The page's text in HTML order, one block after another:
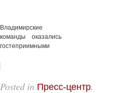
Владимирские
команды оказались
гостеприимными
Posted in Пресс-центр.